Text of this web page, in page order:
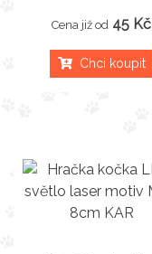
Cena již od 45 Kč
Chci koupit